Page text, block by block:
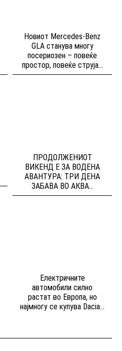
Новиот Mercedes-Benz
GLA станува многу
посериозен – повеќе
простор, повеќе струја...
ПРОДОЛЖЕНИОТ
ВИКЕНД Е ЗА ВОДЕНА
АВАНТУРА: ТРИ ДЕНА
ЗАБАВА ВО АКВА...
Електричните
автомобили силно
растат во Европа, но
најмногу се купува Dacia...